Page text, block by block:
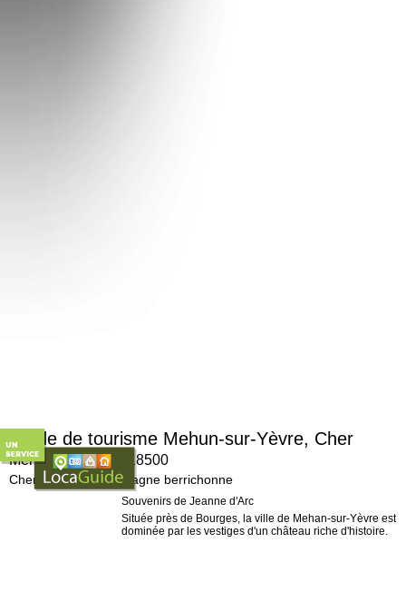
Mehun-sur-Yèvre, 18500
Guide de tourisme Mehun-sur-Yèvre, Cher
Cher (18), La Champagne berrichonne
Souvenirs de Jeanne d'Arc
Située près de Bourges, la ville de Mehan-sur-Yèvre est
dominée par les vestiges d'un château riche d'histoire.